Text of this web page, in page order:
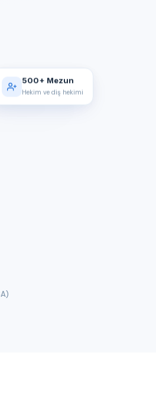
500+ Mezun
Hekim ve diş hekimi